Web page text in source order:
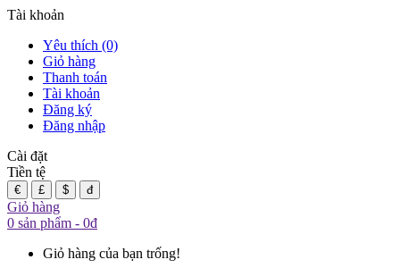
Tài khoản
Yêu thích (0)
Giỏ hàng
Thanh toán
Tài khoản
Đăng ký
Đăng nhập
Cài đặt
Tiền tệ
€ £ $ đ
Giỏ hàng
0 sản phẩm - 0đ
Giỏ hàng của bạn trống!